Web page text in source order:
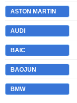
ASTON MARTIN
AUDI
BAIC
BAOJUN
BMW